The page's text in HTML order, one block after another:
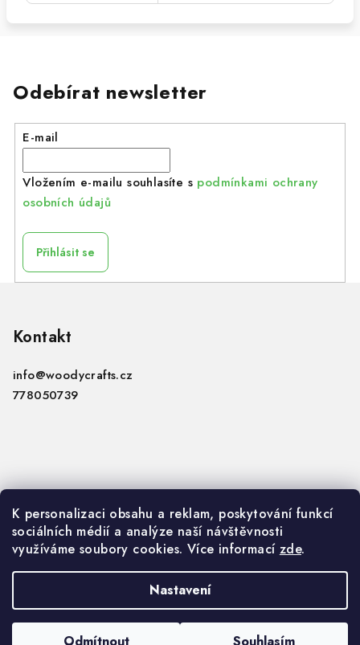
K personalizaci obsahu a reklam, poskytování funkcí
sociálních médií a analýze naší návštěvnosti
využíváme soubory cookies. Více informací zde.
Nastavení
Odebírat newsletter
E-mail
Vložením e-mailu souhlasíte s podmínkami ochrany
osobních údajů
Přihlásit se
Kontakt
info@woodycrafts.cz
778050739
VOP
GDPR
Copyright 2026Woody Crafts B2B. Všechna práva
vyhrazena.Upravit nastavení cookies